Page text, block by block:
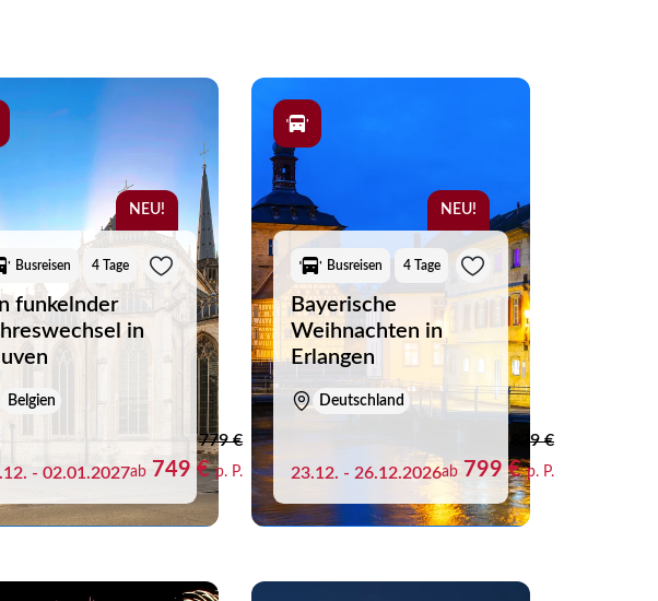
organisierte Auszeit mit abwechslungsreichen Erlebnissen. Lassen
NEU!
Busreisen 4 Tage
funkelnder
in
Belgien
- 02.01.2027
779 €
ab 749 €p. P.
NEU!
Busreisen 4 Tage
Bayerische
Weihnachten in
Erlangen
Deutschland
23.12. - 26.12.2026
829 €
ab 799 €p. P.